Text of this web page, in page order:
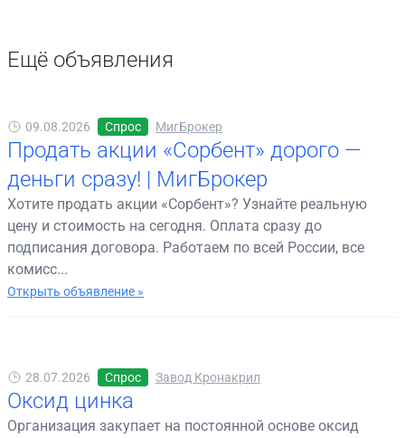
Ещё объявления
09.08.2026 Спрос МигБрокер
Продать акции «Сорбент» дорого —
деньги сразу! | МигБрокер
Хотите продать акции «Сорбент»? Узнайте реальную
цену и стоимость на сегодня. Оплата сразу до
подписания договора. Работаем по всей России, все
комисс...
Открыть объявление »
28.07.2026 Спрос Завод Кронакрил
Оксид цинка
Организация закупает на постоянной основе оксид